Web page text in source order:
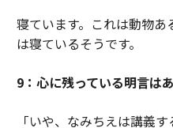
寝ています。これは動物
は寝ているそうです。
9：心に残っている明言は
「いや、なみちえは講義